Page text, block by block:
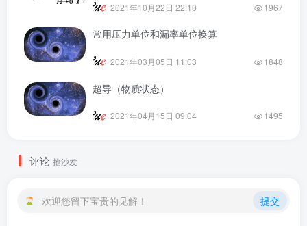
2021年10月22日 22:10 1967
常用压力单位和漏率单位换算
2021年03月05日 11:03 1848
超导（物质状态）
2021年04月15日 09:04 1495
评论 抢沙发
欢迎您留下宝贵的见解！ 提交